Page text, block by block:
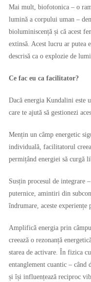
Mai mult, biofotonica – o
lumină a corpului uman –
bioluminiscență și că acest
extinsă. Acest lucru ar putea
descrisă ca o explozie de
Ce fac eu ca facilitator?
Dacă energia Kundalini este
care te ajută să gestionezi
Mențin un câmp energetic
individuală, facilitatorul
permițând energiei să curgă
Susțin procesul de integrare
puternice, amintiri din
îndrumare, aceste experiențe
Amplifică energia prin
creează o rezonanță
starea de activare. În fizica
entanglement cuantic – când
și își influențează reciproc